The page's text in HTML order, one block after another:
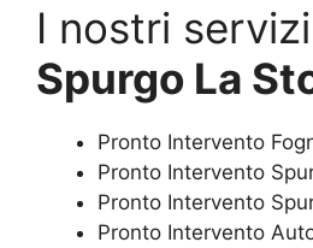
I nostri
Spurgo La
Pronto Intervento
Pronto Intervento
Pronto Intervento
Pronto Intervento